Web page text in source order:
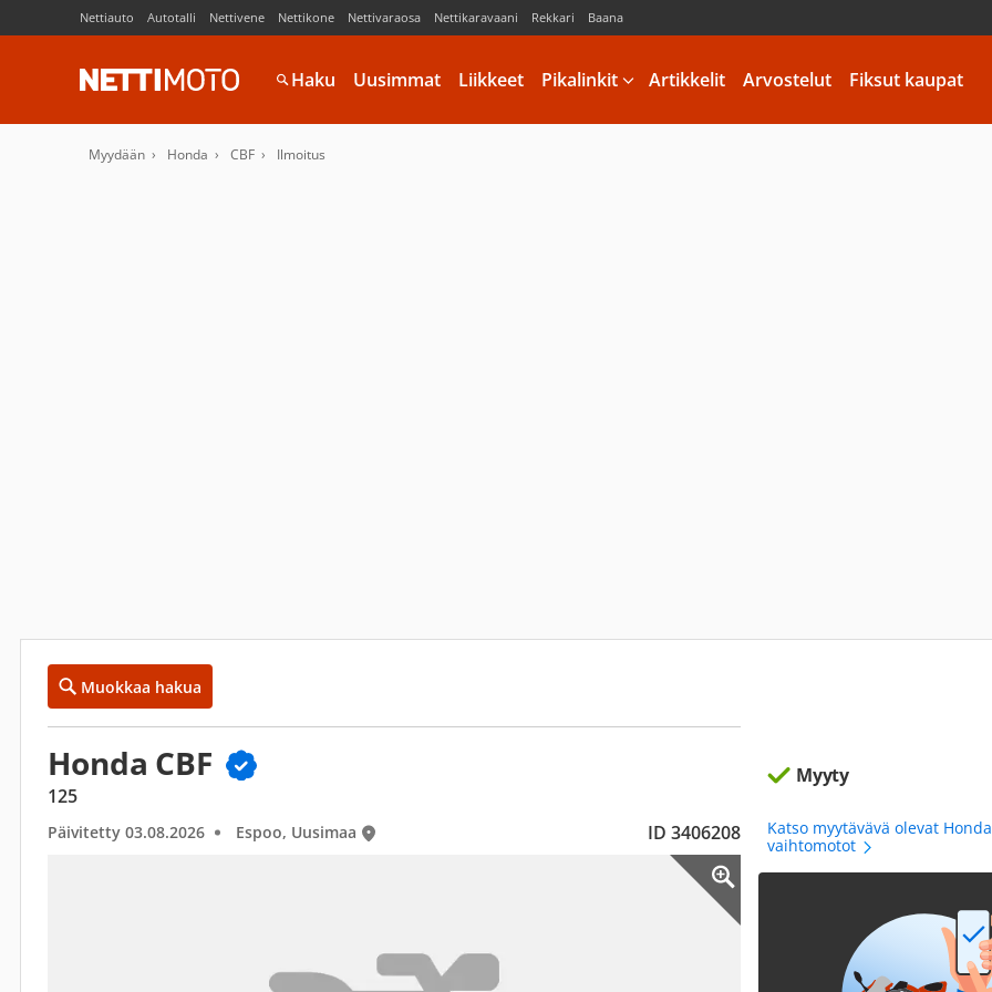
Nettiauto Autotalli Nettivene Nettikone Nettivaraosa Nettikaravaani Rekkari Baana
Haku Uusimmat Liikkeet Pikalinkit Artikkelit Arvostelut Fiksut kaupat
Myydään Honda CBF Ilmoitus
Muokkaa hakua
Honda CBF
125
Päivitetty 03.08.2026 Espoo, Uusimaa ID 3406208
Myyty
Katso myytävävä olevat Honda
vaihtomotot